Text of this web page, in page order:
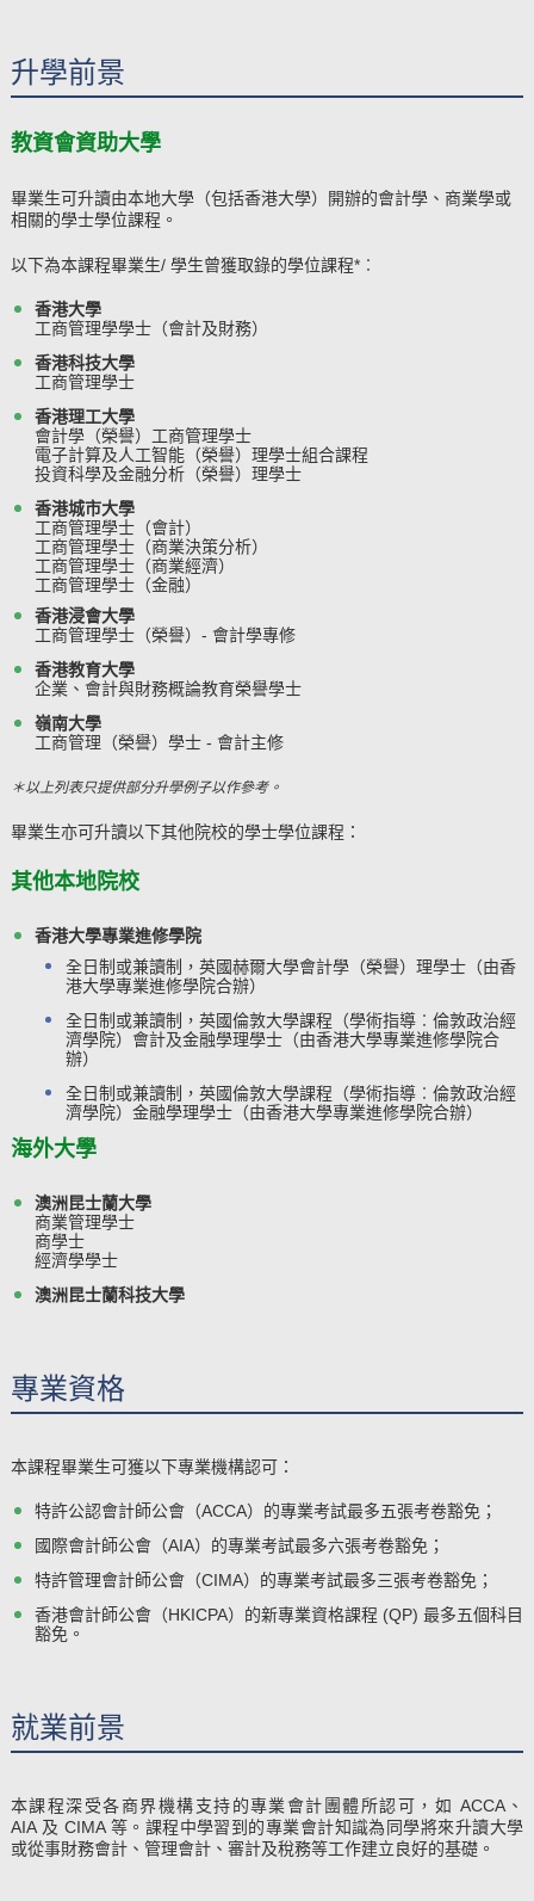
升學前景
教資會資助大學
畢業生可升讀由本地大學（包括香港大學）開辦的會計學、商業學或
相關的學士學位課程 。
以下為本課程畢業生/ 學生曾獲取錄的學位課程*︰
香港大學
工商管理學學士（會計及財務）
香港科技大學
工商管理學士
香港理工大學
會計學（榮譽）工商管理學士
電子計算及人工智能（榮譽）理學士組合課程
投資科學及金融分析（榮譽）理學士
香港城市大學
工商管理學士（會計）
工商管理學士（商業決策分析）
工商管理學士（商業經濟）
工商管理學士（金融）
香港浸會大學
工商管理學士（榮譽）- 會計學專修
香港教育大學
企業、會計與財務概論教育榮譽學士
嶺南大學
工商管理（榮譽）學士 - 會計主修
＊以上列表只提供部分升學例子以作參考。
畢業生亦可升讀以下其他院校的學士學位課程：
其他本地院校
香港大學專業進修學院
全日制或兼讀制，英國赫爾大學會計學（榮譽）理學士 （由香
港大學專業進修學院合辦）
全日制或兼讀制，英國倫敦大學課程（學術指導︰倫敦政治經
濟學院）會計及金融學理學士 （由香港大學專業進修學院合
辦）
全日制或兼讀制，英國倫敦大學課程（學術指導︰倫敦政治經
濟學院）金融學理學士 （由香港大學專業進修學院合辦）
​海外大學
澳洲昆士蘭大學
商業管理學士
商學士
經濟學學士
澳洲昆士蘭科技大學
專業資格
本課程畢業生可獲以下專業機構認可：
特許公認會計師公會（ACCA） 的專業考試最多五張考卷豁免；
國際會計師公會（AIA） 的專業考試最多六張考卷豁免 ；
特許管理會計師公會（CIMA）的專業考試最多三張考卷豁免；
香港會計師公會（HKICPA）的新專業資格課程 (QP) 最多五個科目
豁免。
就業前景
本課程深受各商界機構支持的專業會計團體所認可，如 ACCA、
AIA 及 CIMA 等。課程中學習到的專業會計知識為同學將來升讀大學
或從事財務會計、管理會計、審計及稅務等工作建立良好的基礎。